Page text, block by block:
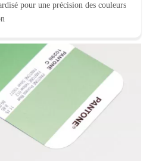
pour une précision des couleurs